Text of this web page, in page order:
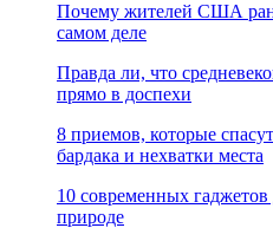
Почему жителей США
самом деле
Правда ли, что
прямо в доспехи
8 приемов, которые
бардака и нехватки места
10 современных
природе